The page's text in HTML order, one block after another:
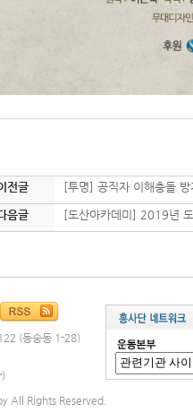
전글 [투명] 공직자 이해충돌 방
음글 [도산아카데미] 2019년
(동숭동 1-28)
)
All Rights Reserved.